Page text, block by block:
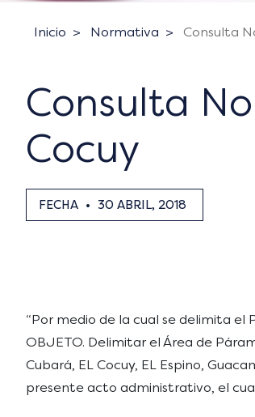
Inicio Normativa Consulta
Consulta
Cocuy
FECHA • 30 ABRIL, 2018
“Por medio de la cual se delimita
OBJETO. Delimitar el Área de
Cubará, EL Cocuy, EL Espino,
presente acto administrativo, el